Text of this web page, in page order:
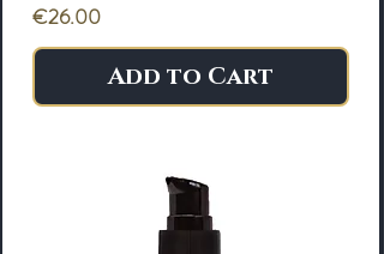
Price
€26.00
Add to Cart